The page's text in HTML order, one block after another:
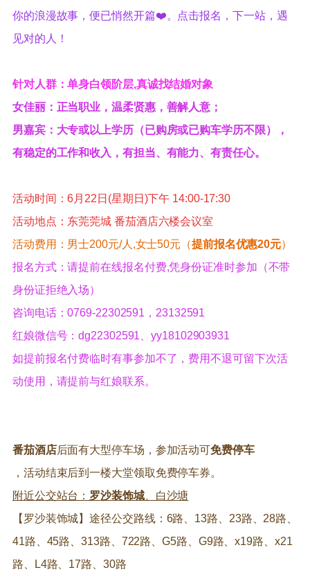
你的浪漫故事，便已悄然开篇❤️。点击报名，下一站，遇
见对的人！
针对人群：单身白领阶层,真诚找结婚对象
女佳丽：正当职业，温柔贤惠， 善解人意；
男嘉宾：大专或以上学历（已购房或已购车学历不限），
有稳定的工作和收入，有担当、有能力、有责任心。
活动时间：6月22日(星期日)下午 14:00-17:30
活动地点：东莞莞城 番茄酒店六楼会议室
活动费用：男士200元/人,女士50元（提前报名优惠20元）
报名方式：请提前在线报名付费,凭身份证准时参加（不带
身份证拒绝入场）
咨询电话：0769-22302591，23132591
红娘微信号：dg22302591、yy18102903931
如提前报名付费临时有事参加不了，费用不退可留下次活
动使用，请提前与红娘联系。
番茄酒店后面有大型停车场，参加活动可免费停车
，活动结束后到一楼大堂领取免费停车券。
附近公交站台： 罗沙装饰城、白沙塘
【罗沙装饰城】途径公交路线：6路、13路、23路、28路、
41路、45路、313路、722路、G5路、G9路、x19路、x21
路、L4路、17路、30路